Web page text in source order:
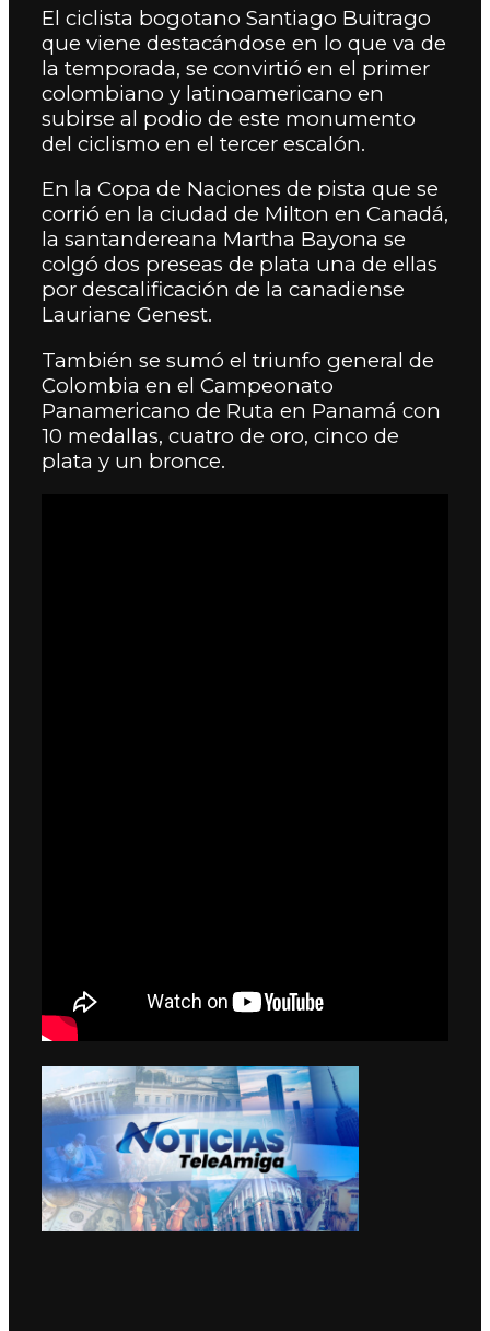
El ciclista bogotano Santiago Buitrago
que viene destacándose en lo que va de
la temporada, se convirtió en el primer
colombiano y latinoamericano en
subirse al podio de este monumento
del ciclismo en el tercer escalón.
En la Copa de Naciones de pista que se
corrió en la ciudad de Milton en Canadá,
la santandereana Martha Bayona se
colgó dos preseas de plata una de ellas
por descalificación de la canadiense
Lauriane Genest.
También se sumó el triunfo general de
Colombia en el Campeonato
Panamericano de Ruta en Panamá con
10 medallas, cuatro de oro, cinco de
plata y un bronce.